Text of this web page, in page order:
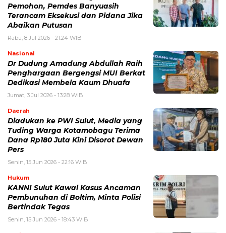
Pemohon, Pemdes Banyuasih
Terancam Eksekusi dan Pidana Jika
Abaikan Putusan
Rabu, 8 Jul 2026 - 21:24 WIB
Nasional
Dr Dudung Amadung Abdullah Raih
Penghargaan Bergengsi MUI Berkat
Dedikasi Membela Kaum Dhuafa
Jumat, 3 Jul 2026 - 13:28 WIB
Daerah
Diadukan ke PWI Sulut, Media yang
Tuding Warga Kotamobagu Terima
Dana Rp180 Juta Kini Disorot Dewan
Pers
Senin, 15 Jun 2026 - 22:16 WIB
Hukum
KANNI Sulut Kawal Kasus Ancaman
Pembunuhan di Boltim, Minta Polisi
Bertindak Tegas
Senin, 15 Jun 2026 - 18:43 WIB